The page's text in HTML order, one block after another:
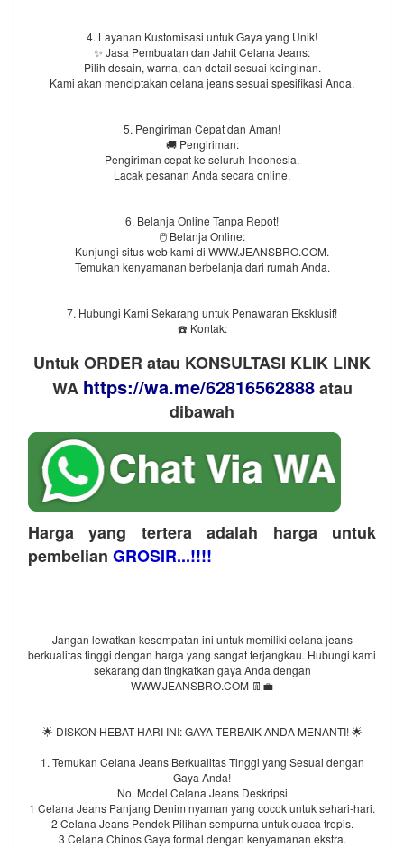
4. Layanan Kustomisasi untuk Gaya yang Unik!
✨ Jasa Pembuatan dan Jahit Celana Jeans:
Pilih desain, warna, dan detail sesuai keinginan.
Kami akan menciptakan celana jeans sesuai spesifikasi Anda.
5. Pengiriman Cepat dan Aman!
🚚 Pengiriman:
Pengiriman cepat ke seluruh Indonesia.
Lacak pesanan Anda secara online.
6. Belanja Online Tanpa Repot!
🖱️ Belanja Online:
Kunjungi situs web kami di WWW.JEANSBRO.COM.
Temukan kenyamanan berbelanja dari rumah Anda.
7. Hubungi Kami Sekarang untuk Penawaran Eksklusif!
☎️ Kontak:
Untuk ORDER atau KONSULTASI KLIK LINK
WA https://wa.me/62816562888​ atau
dibawah
Harga yang tertera adalah harga untuk
pembelian GROSIR...!!!!
Jangan lewatkan kesempatan ini untuk memiliki celana jeans
berkualitas tinggi dengan harga yang sangat terjangkau. Hubungi kami
sekarang dan tingkatkan gaya Anda dengan
WWW.JEANSBRO.COM 👖💼
🌟 DISKON HEBAT HARI INI: GAYA TERBAIK ANDA MENANTI! 🌟
1. Temukan Celana Jeans Berkualitas Tinggi yang Sesuai dengan
Gaya Anda!
No. Model Celana Jeans Deskripsi
1 Celana Jeans Panjang Denim nyaman yang cocok untuk sehari-hari.
2 Celana Jeans Pendek Pilihan sempurna untuk cuaca tropis.
3 Celana Chinos Gaya formal dengan kenyamanan ekstra.